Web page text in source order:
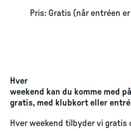
Pris: Gratis (når entréen
Hver
weekend kan du komme med
gratis, med klubkort eller
Hver weekend tilbyder vi gratis